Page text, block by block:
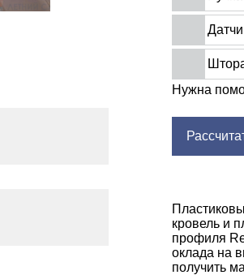
Нужна
кровель и
профиля
оклада на
получить